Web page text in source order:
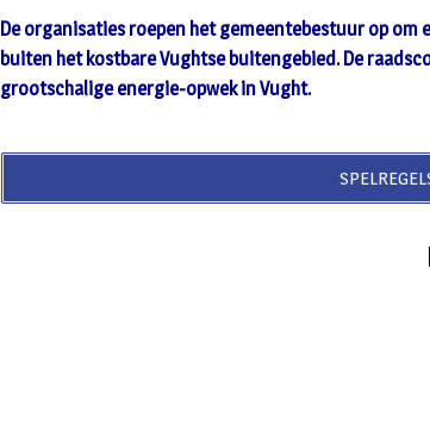
De organisaties roepen het gemeentebestuur op
buiten het kostbare Vughtse buitengebied. De
grootschalige energie-opwek in Vught.